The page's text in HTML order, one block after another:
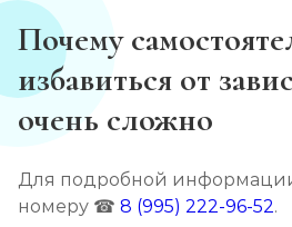
Лечение зависимости от
от 6 000 ₽/сутки
Лечение подростковой
Почему
избавиться от
очень сложно
Для подробной
номеру ☎ 8 (995) 222-96-52.